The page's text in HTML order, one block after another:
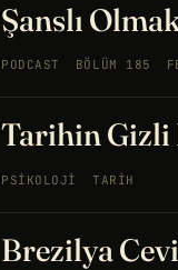
Şanslı
PODCAST BÖLÜM 185
Tarihin Gizli
PSIKOLOJI TARIH
Brezilya